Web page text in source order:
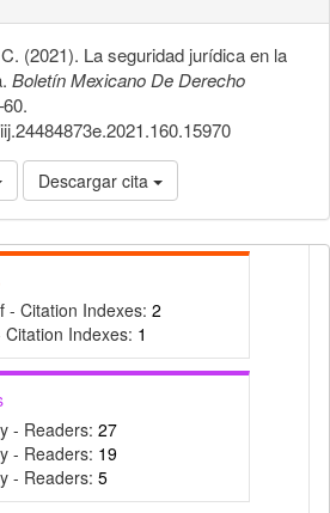
(2021). La seguridad jurídica en la
Boletín Mexicano De Derecho
Descargar cita
- Citation Indexes: 2
Citation Indexes: 1
- Readers: 27
- Readers: 19
- Readers: 5